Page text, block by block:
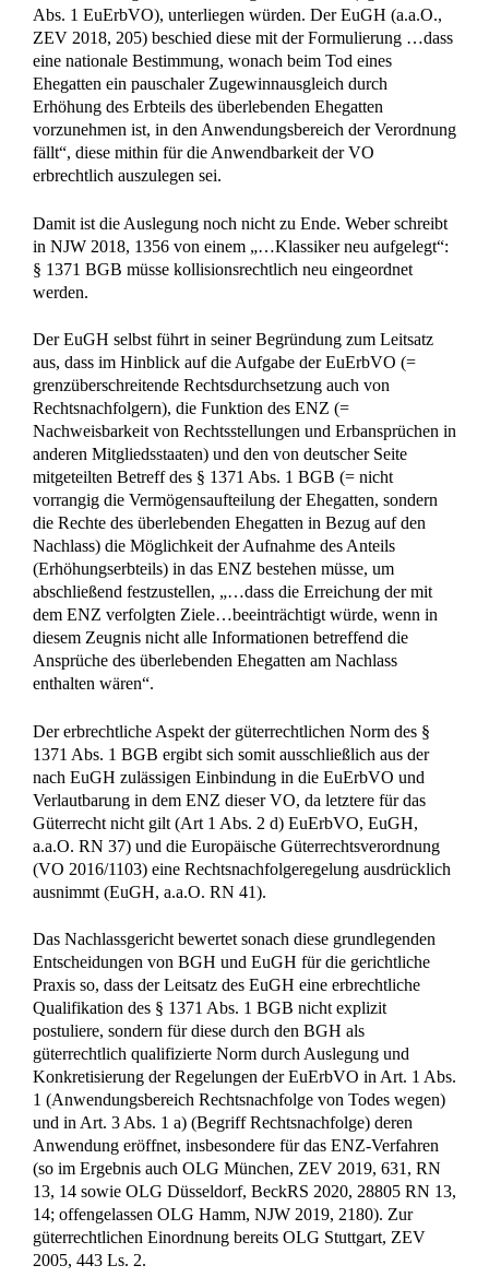
Abs. 1 EuErbVO), unterliegen würden. Der EuGH (a.a.O.,
ZEV 2018, 205) beschied diese mit der Formulierung …dass
eine nationale Bestimmung, wonach beim Tod eines
Ehegatten ein pauschaler Zugewinnausgleich durch
Erhöhung des Erbteils des überlebenden Ehegatten
vorzunehmen ist, in den Anwendungsbereich der Verordnung
fällt“, diese mithin für die Anwendbarkeit der VO
erbrechtlich auszulegen sei.
Damit ist die Auslegung noch nicht zu Ende. Weber schreibt
in NJW 2018, 1356 von einem „…Klassiker neu aufgelegt“:
§ 1371 BGB müsse kollisionsrechtlich neu eingeordnet
werden.
Der EuGH selbst führt in seiner Begründung zum Leitsatz
aus, dass im Hinblick auf die Aufgabe der EuErbVO (=
grenzüberschreitende Rechtsdurchsetzung auch von
Rechtsnachfolgern), die Funktion des ENZ (=
Nachweisbarkeit von Rechtsstellungen und Erbansprüchen in
anderen Mitgliedsstaaten) und den von deutscher Seite
mitgeteilten Betreff des § 1371 Abs. 1 BGB (= nicht
vorrangig die Vermögensaufteilung der Ehegatten, sondern
die Rechte des überlebenden Ehegatten in Bezug auf den
Nachlass) die Möglichkeit der Aufnahme des Anteils
(Erhöhungserbteils) in das ENZ bestehen müsse, um
abschließend festzustellen, „…dass die Erreichung der mit
dem ENZ verfolgten Ziele…beeinträchtigt würde, wenn in
diesem Zeugnis nicht alle Informationen betreffend die
Ansprüche des überlebenden Ehegatten am Nachlass
enthalten wären“.
Der erbrechtliche Aspekt der güterrechtlichen Norm des §
1371 Abs. 1 BGB ergibt sich somit ausschließlich aus der
nach EuGH zulässigen Einbindung in die EuErbVO und
Verlautbarung in dem ENZ dieser VO, da letztere für das
Güterrecht nicht gilt (Art 1 Abs. 2 d) EuErbVO, EuGH,
a.a.O. RN 37) und die Europäische Güterrechtsverordnung
(VO 2016/1103) eine Rechtsnachfolgeregelung ausdrücklich
ausnimmt (EuGH, a.a.O. RN 41).
Das Nachlassgericht bewertet sonach diese grundlegenden
Entscheidungen von BGH und EuGH für die gerichtliche
Praxis so, dass der Leitsatz des EuGH eine erbrechtliche
Qualifikation des § 1371 Abs. 1 BGB nicht explizit
postuliere, sondern für diese durch den BGH als
güterrechtlich qualifizierte Norm durch Auslegung und
Konkretisierung der Regelungen der EuErbVO in Art. 1 Abs.
1 (Anwendungsbereich Rechtsnachfolge von Todes wegen)
und in Art. 3 Abs. 1 a) (Begriff Rechtsnachfolge) deren
Anwendung eröffnet, insbesondere für das ENZ-Verfahren
(so im Ergebnis auch OLG München, ZEV 2019, 631, RN
13, 14 sowie OLG Düsseldorf, BeckRS 2020, 28805 RN 13,
14; offengelassen OLG Hamm, NJW 2019, 2180). Zur
güterrechtlichen Einordnung bereits OLG Stuttgart, ZEV
2005, 443 Ls. 2.